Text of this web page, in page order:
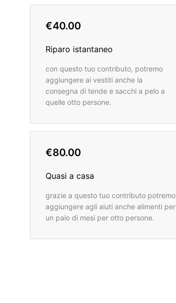
€40.00
Riparo istantaneo
con questo tuo contributo, potremo
aggiungere ai vestiti anche la
consegna di tende e sacchi a pelo a
quelle otto persone.
€80.00
Quasi a casa
grazie a questo tuo contributo potremo
aggiungere agli aiuti anche alimenti per
un paio di mesi per otto persone.